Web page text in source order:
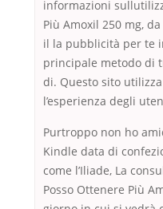
informazioni
Più Amoxil 250 mg,
il la pubblicità per te
principale metodo di
di. Questo sito
l’esperienza degli
Purtroppo non ho
Kindle data di
come l’Iliade, La
Posso Ottenere Più